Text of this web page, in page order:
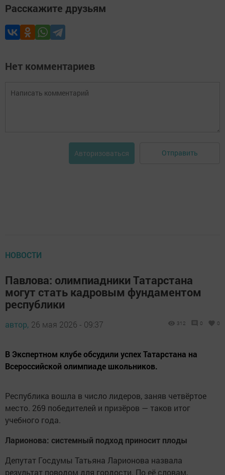
Расскажите друзьям
Нет комментариев
Авторизоваться Отправить
НОВОСТИ
Павлова: олимпиадники Татарстана
могут стать кадровым фундаментом
республики
автор, 26 мая 2026 - 09:37 312 0 0
В Экспертном клубе обсудили успех Татарстана на
Всероссийской олимпиаде школьников.
Республика вошла в число лидеров, заняв четвёртое
место. 269 победителей и призёров — таков итог
учебного года.
Ларионова: системный подход приносит плоды
Депутат Госдумы Татьяна Ларионова назвала
результат поводом для гордости. По её словам,